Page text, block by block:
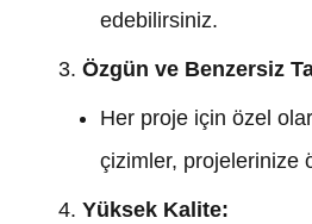
edebilirsiniz.
Özgün ve Benzersiz
Her proje için özel
çizimler, projelerinize
Yüksek Kalite: